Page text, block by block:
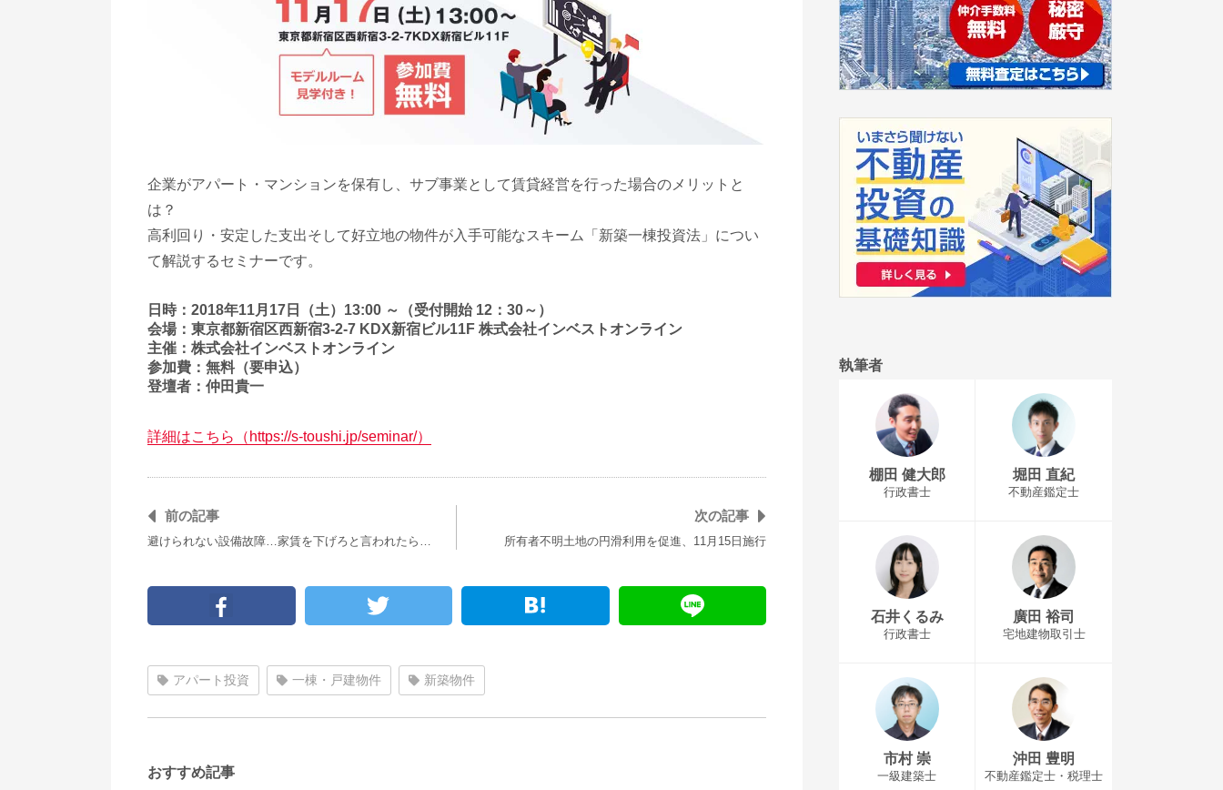
企業がアパート・マンションを保有し、サブ事業として賃貸経営を行った場合のメリットと
は？
高利回り・安定した支出そして好立地の物件が入手可能なスキーム「新築一棟投資法」につい
て解説するセミナーです。
日時：2018年11月17日（土）13:00 ～（受付開始 12：30～）
会場：東京都新宿区西新宿3-2-7 KDX新宿ビル11F 株式会社インベストオンライン
主催：株式会社インベストオンライン
参加費：無料（要申込）
登壇者：仲田貴一
詳細はこちら（https://s-toushi.jp/seminar/）
前の記事
避けられない設備故障…家賃を下げろと言われたら…
次の記事
所有者不明土地の円滑利用を促進、11月15日施行
アパート投資 一棟・戸建物件 新築物件
おすすめ記事
執筆者
棚田 健大郎
行政書士
堀田 直紀
不動産鑑定士
石井くるみ
行政書士
廣田 裕司
宅地建物取引士
市村 崇
一級建築士
沖田 豊明
不動産鑑定士・税理士